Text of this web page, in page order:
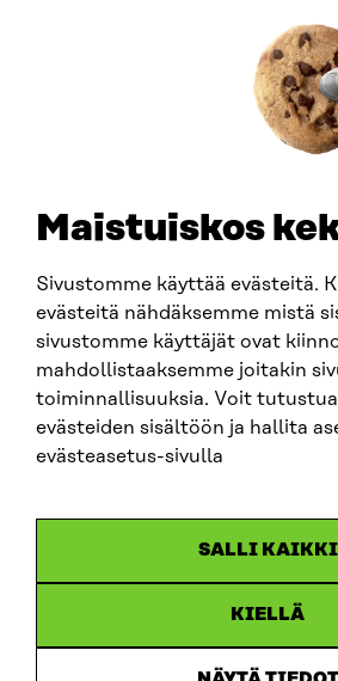
Maistuiskos
Sivustomme käyttää evästeitä.
evästeitä nähdäksemme mistä
sivustomme käyttäjät ovat
mahdollistaaksemme joitakin
toiminnallisuuksia. Voit
evästeiden sisältöön ja hallita
evästeasetus-sivulla
SALLI KAIKKI
KIELLÄ
SITRA SOSIAALISESSA MEDIASSA
LinkedIn
Instagram
YouTube